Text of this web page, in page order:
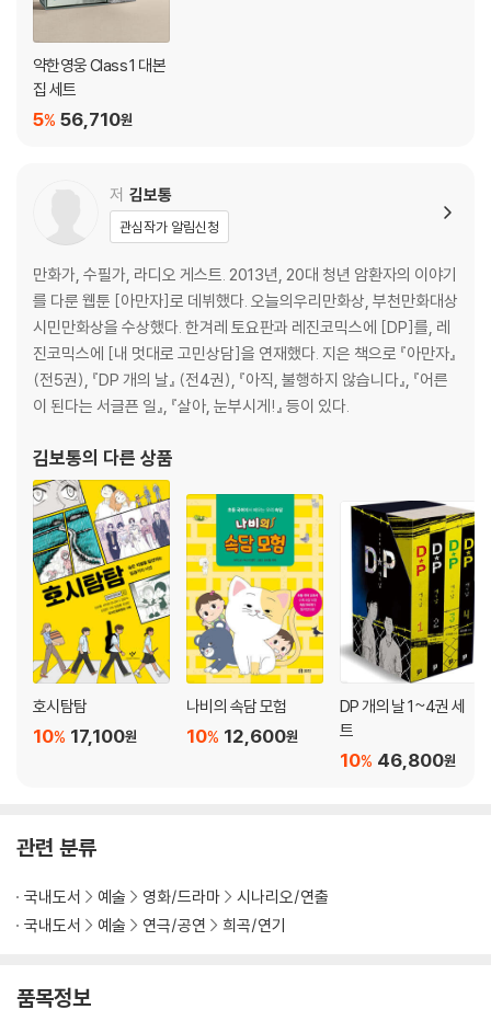
약한영웅 Class 1 대본
집 세트
56,710원
5%
저 김보통
관심작가 알림신청
만화가, 수필가, 라디오 게스트. 2013년, 20대 청년 암환자의 이야기
를 다룬 웹툰 [아만자]로 데뷔했다. 오늘의우리만화상, 부천만화대상
시민만화상을 수상했다. 한겨레 토요판과 레진코믹스에 [DP]를, 레
진코믹스에 [내 멋대로 고민상담]을 연재했다. 지은 책으로 『아만자』
(전5권), 『DP 개의 날』 (전4권), 『아직, 불행하지 않습니다』, 『어른
이 된다는 서글픈 일』, 『살아, 눈부시게!』 등이 있다.
김보통의 다른 상품
호시탐탐
17,100원
10%
나비의 속담 모험
12,600원
10%
DP 개의 날 1~4권 세
트
46,800원
10%
관련 분류
국내도서 예술 영화/드라마
시나리오/연출
국내도서
예술 연극/공연 희곡/연기
품목정보